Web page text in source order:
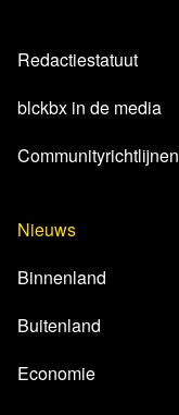
Redactiestatuut
blckbx in de media
Communityrichtlijnen
Nieuws
Binnenland
Buitenland
Economie